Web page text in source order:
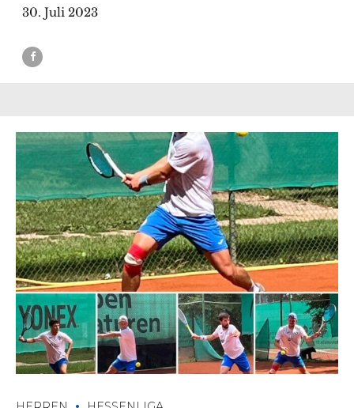
30. Juli 2023